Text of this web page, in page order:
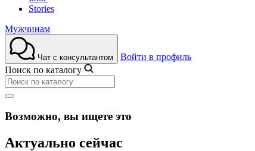
Stories
Мужчинам
Чат с консультантом
Войти в профиль
Поиск по каталогу
Возможно, вы ищете это
Актуально сейчас